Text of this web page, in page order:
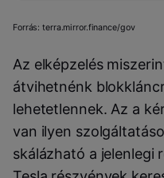
Forrás: terra.mirror.finance/gov
Az elképzelés
átvihetnénk
lehetetlennek. Az a
van ilyen
skálázható a jelenlegi